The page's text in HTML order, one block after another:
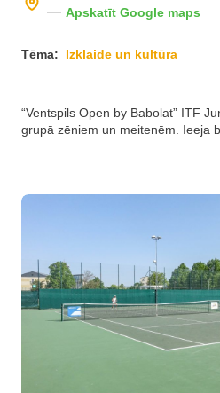
Apskatīt Google maps
Tēma: Izklaide un kultūra
“Ventspils Open by Babolat” ITF
grupā zēniem un meitenēm. Ieeja